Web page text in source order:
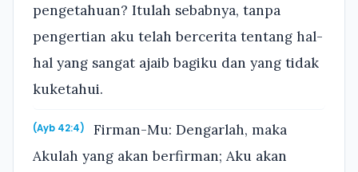
pengetahuan? Itulah sebabnya, tanpa
pengertian aku telah bercerita tentang hal-
hal yang sangat ajaib bagiku dan yang tidak
kuketahui.
(Ayb 42:4)
Firman-Mu: Dengarlah, maka
Akulah yang akan berfirman; Aku akan